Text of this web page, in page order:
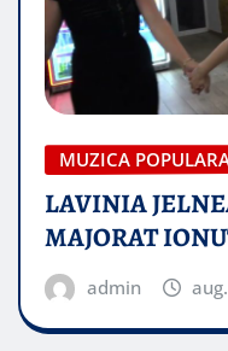
MUZICA
LAVINIA
MAJORAT
admin